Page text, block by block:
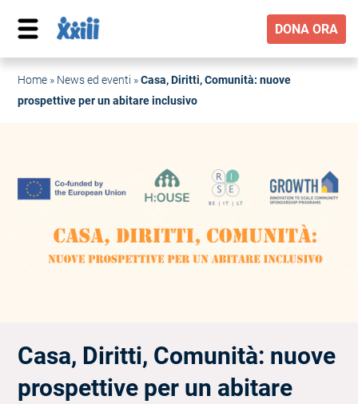
DONA ORA
Home » News ed eventi »Casa, Diritti, Comunità: nuove
prospettive per un abitare inclusivo
Casa, Diritti, Comunità: nuove
prospettive per un abitare